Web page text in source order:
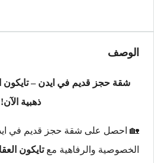
الوصف
شقة حجز قديم في ايدن – تايكون
ذهبية الآن!
🏡 احصل على شقة حجز قديم في
الخصوصية والرفاهية معتايكون